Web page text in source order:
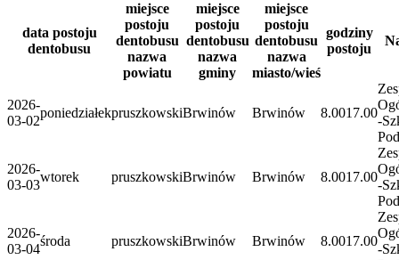
data postoju
dentobusu
miejsce
postoju
dentobusu
nazwa
powiatu
miejsce
postoju
dentobusu
nazwa
gminy
miejsce
postoju
dentobusu
nazwa
miasto/wieś
godziny
postoju
2026-
03-02
poniedziałekpruszkowskiBrwinów Brwinów 8.0017.00
-
2026-
03-03
wtorek pruszkowskiBrwinów Brwinów 8.0017.00
-
2026-
03-04
środa pruszkowskiBrwinów Brwinów 8.0017.00
-